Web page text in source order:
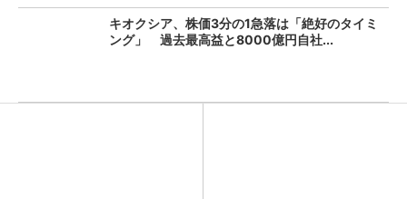
キオクシア、株価3分の1急落は「絶好のタイミ
ング」 過去最高益と8000億円自社...